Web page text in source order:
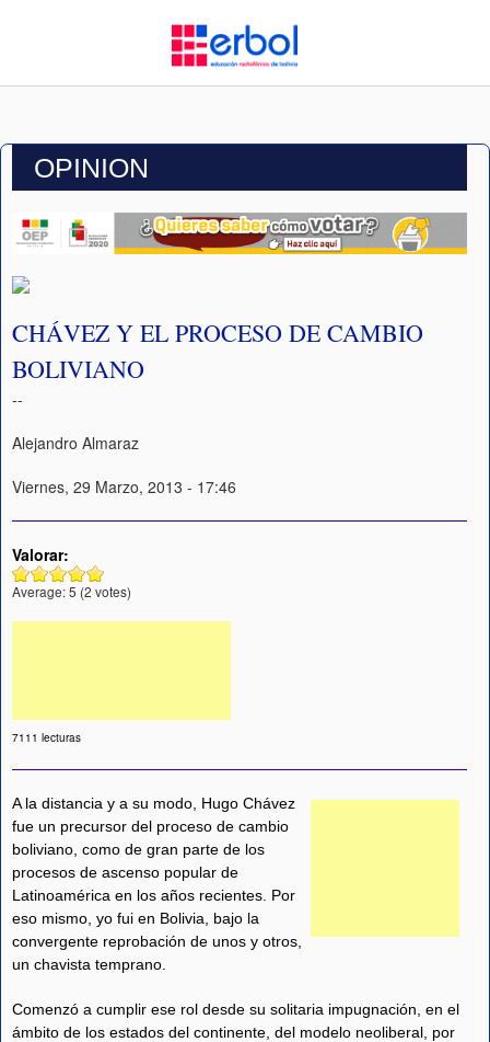
OPINION
CHÁVEZ Y EL PROCESO DE CAMBIO
BOLIVIANO
--
Alejandro Almaraz
Viernes, 29 Marzo, 2013 - 17:46
Valorar:
Average:5 (2 votes)
7111 lecturas
A la distancia y a su modo, Hugo Chávez
fue un precursor del proceso de cambio
boliviano, como de gran parte de los
procesos de ascenso popular de
Latinoamérica en los años recientes. Por
eso mismo, yo fui en Bolivia, bajo la
convergente reprobación de unos y otros,
un chavista temprano.
Comenzó a cumplir ese rol desde su solitaria impugnación, en el
ámbito de los estados del continente, del modelo neoliberal, por